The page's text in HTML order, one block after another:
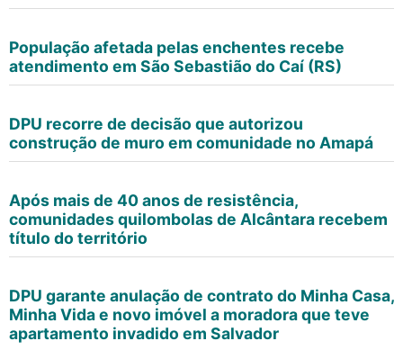
População afetada pelas enchentes recebe
atendimento em São Sebastião do Caí (RS)
DPU recorre de decisão que autorizou
construção de muro em comunidade no Amapá
Após mais de 40 anos de resistência,
comunidades quilombolas de Alcântara recebem
título do território
DPU garante anulação de contrato do Minha Casa,
Minha Vida e novo imóvel a moradora que teve
apartamento invadido em Salvador